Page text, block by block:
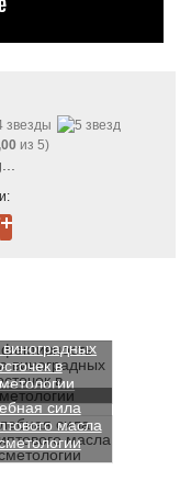
из 5)
в
сила
масла